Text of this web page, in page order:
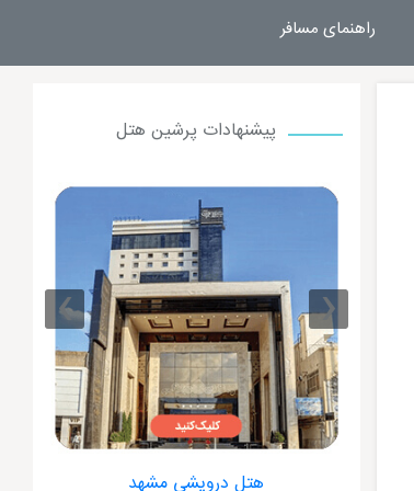
راهنمای مسافر
پیشنهادات پرشین هتل
هتل درویشی مشهد
‹
›